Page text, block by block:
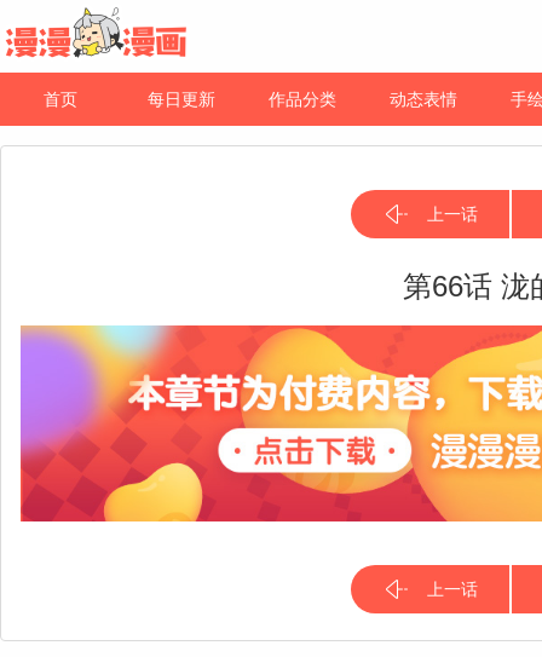
首页 每日更新 作品分类 动态表情 手
上一话
第66话 泷
上一话